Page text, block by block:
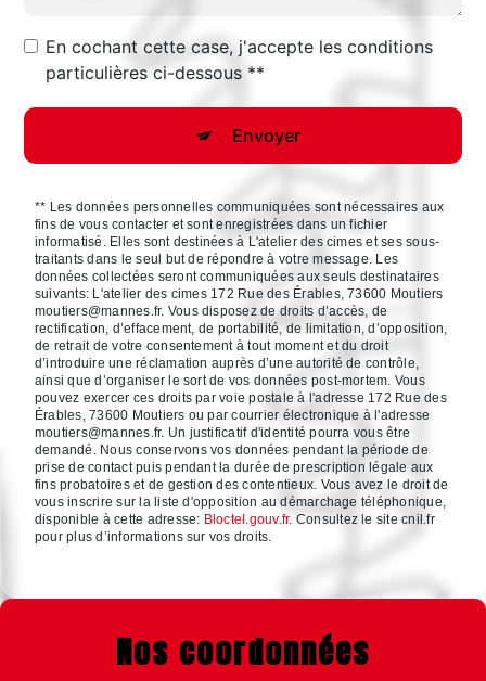
En cochant cette case, j'accepte les conditions
particulières ci-dessous **
Envoyer
** Les données personnelles communiquées sont nécessaires aux
fins de vous contacter et sont enregistrées dans un fichier
informatisé. Elles sont destinées à L'atelier des cimes et ses sous-
traitants dans le seul but de répondre à votre message. Les
données collectées seront communiquées aux seuls destinataires
suivants: L'atelier des cimes 172 Rue des Érables, 73600 Moutiers
moutiers@mannes.fr. Vous disposez de droits d’accès, de
rectification, d’effacement, de portabilité, de limitation, d’opposition,
de retrait de votre consentement à tout moment et du droit
d’introduire une réclamation auprès d’une autorité de contrôle,
ainsi que d’organiser le sort de vos données post-mortem. Vous
pouvez exercer ces droits par voie postale à l'adresse 172 Rue des
Érables, 73600 Moutiers ou par courrier électronique à l'adresse
moutiers@mannes.fr. Un justificatif d'identité pourra vous être
demandé. Nous conservons vos données pendant la période de
prise de contact puis pendant la durée de prescription légale aux
fins probatoires et de gestion des contentieux. Vous avez le droit de
vous inscrire sur la liste d'opposition au démarchage téléphonique,
disponible à cette adresse: Bloctel.gouv.fr. Consultez le site cnil.fr
pour plus d’informations sur vos droits.
Nos coordonnées